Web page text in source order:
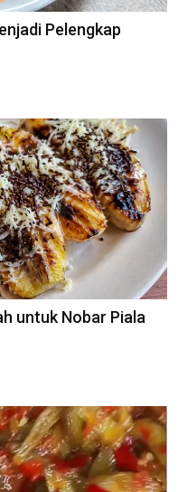
Pelengkap
untuk Nobar Piala